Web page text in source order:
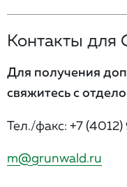
Контакты
Для получения
свяжитесь с
Тел./факс: +7
m@grunwald.ru